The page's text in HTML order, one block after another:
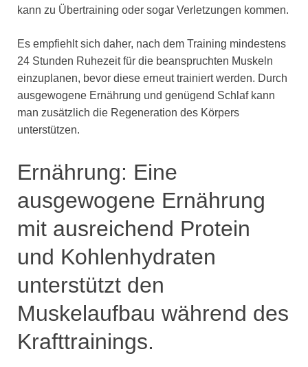
kann zu Übertraining oder sogar Verletzungen kommen.
Es empfiehlt sich daher, nach dem Training mindestens
24 Stunden Ruhezeit für die beanspruchten Muskeln
einzuplanen, bevor diese erneut trainiert werden. Durch
ausgewogene Ernährung und genügend Schlaf kann
man zusätzlich die Regeneration des Körpers
unterstützen.
Ernährung: Eine
ausgewogene Ernährung
mit ausreichend Protein
und Kohlenhydraten
unterstützt den
Muskelaufbau während des
Krafttrainings.